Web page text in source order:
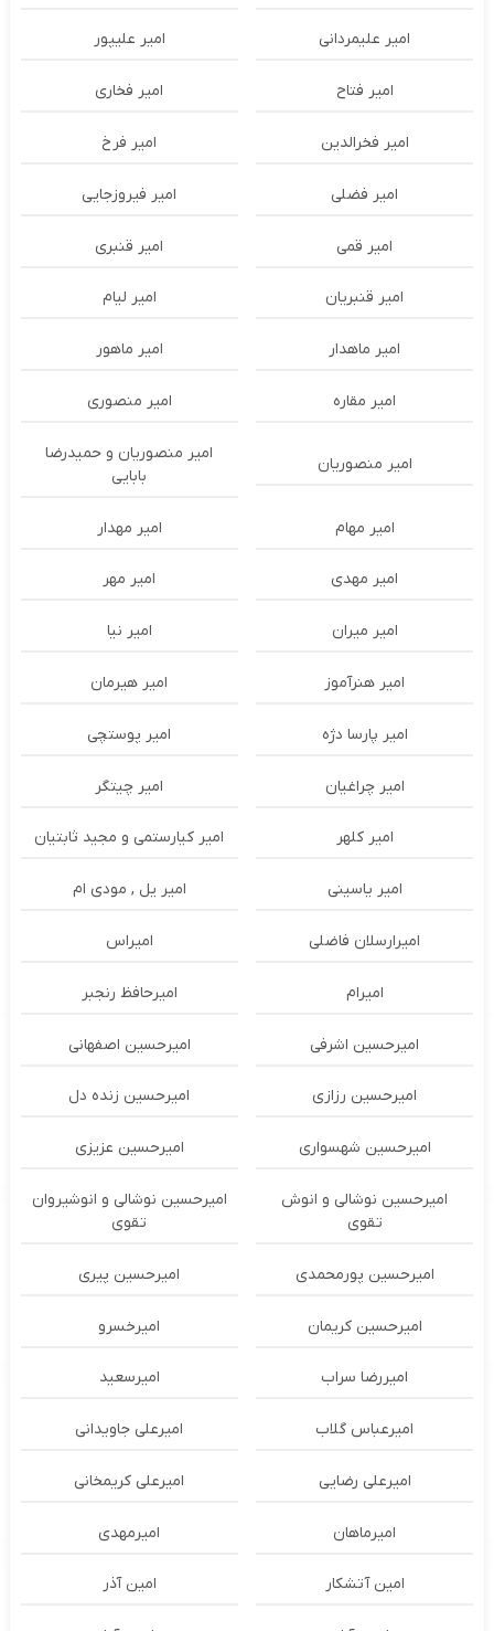
امیر علیمردانی امیر علیپور
امیر فتاح امیر فخاری
امیر فخرالدین امیر فرخ
امیر فضلی امیر فیروزجایی
امیر قمی امیر قنبری
امیر قنبریان امیر لیام
امیر ماهدار امیر ماهور
امیر مقاره امیر منصوری
امیر منصوریان
امیر منصوریان و حمیدرضا
بابایی
امیر مهام امیر مهدار
امیر مهدی امیر مهر
امیر میران امیر نیا
امیر هنرآموز امیر هیرمان
امیر پارسا دژه امیر پوستچی
امیر چراغیان امیر چیتگر
امیر کلهر امیر کیارستمی و مجید ثابتیان
امیر یاسینی امیر یل , مودی ام
امیرارسلان فاضلی امیراس
امیرام امیرحافظ رنجبر
امیرحسین اشرفی امیرحسین اصفهانی
امیرحسین رزازی امیرحسین زنده دل
امیرحسین شهسواری امیرحسین عزیزی
امیرحسین نوشالی و انوش
تقوی
امیرحسین نوشالی و انوشیروان
تقوی
امیرحسین پورمحمدی امیرحسین پیری
امیرحسین کریمان امیرخسرو
امیررضا سراب امیرسعید
امیرعباس گلاب امیرعلی جاویدانی
امیرعلی رضایی امیرعلی کریمخانی
امیرماهان امیرمهدی
امین آتشکار امین آذر